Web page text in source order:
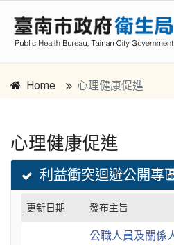
Home 心理健康促進
跳到主要內容區塊
心理健康促進
利益衝突迴避公開專
更新日期 發布主旨
公職人員及關係